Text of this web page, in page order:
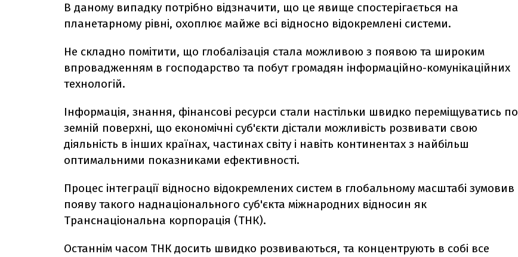
В даному випадку потрібно відзначити, що це явище спостерігається на
планетарному рівні, охоплює майже всі відносно відокремлені системи.
Не складно помітити, що глобалізація стала можливою з появою та широким
впровадженням в господарство та побут громадян інформаційно-комунікаційних
технологій.
Інформація, знання, фінансові ресурси стали настільки швидко переміщуватись по
земній поверхні, що економічні суб'єкти дістали можливість розвивати свою
діяльність в інших країнах, частинах світу і навіть континентах з найбільш
оптимальними показниками ефективності.
Процес інтеграції відносно відокремлених систем в глобальному масштабі зумовив
появу такого наднаціонального суб'єкта міжнародних відносин як
Транснаціональна корпорація (ТНК).
Останнім часом ТНК досить швидко розвиваються, та концентрують в собі все